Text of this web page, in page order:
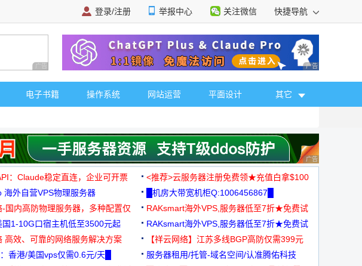
登录/注册 举报中心 关注微信 快捷导航
广告 商业广告，理性选择 广告 商业广告，理
电子书籍 操作系统 网站运营 平面设计 其它
广告 商业广告，理
：Claude稳定直连，企业可开票
<推荐>云服务器注册免费领★充值白拿$100
海外自营VPS物理服务器
█机房大带宽机柜Q:1006456867█
-国内高防物理服务器，多种配置仅
RAKsmart海外VPS,服务器低至7折★免费试
用★
国1-10G口宿主机低至3500元起
RAKsmart海外VPS,服务器低至7折★免费试
用★
高效、可靠的网络服务解决方案
【祥云网络】江苏多线BGP高防仅需399元
：香港/美国vps仅需0.6元/天█
服务器租用/托管-域名空间/认准腾佑科技